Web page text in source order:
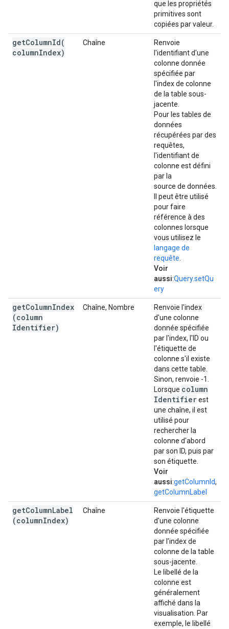
que les propriétés
primitives sont
copiées par valeur.
getColumnId(
columnIndex)
Chaîne
Renvoie
l'identifiant d'une
colonne donnée
spécifiée par
l'index de colonne
de la table sous-
jacente.
Pour les tables de
données
récupérées par des
requêtes,
l'identifiant de
colonne est défini
par la
source de données.
Il peut être utilisé
pour faire
référence à des
colonnes lorsque
vous utilisez le
langage de
requête
Voir
aussi:Query.setQu
ery
getColumnIndex
(column
Identifier)
Chaîne, Nombre
Renvoie l'index
d'une colonne
donnée spécifiée
par l'index, l'ID ou
l'étiquette de
colonne s'il existe
dans cette table.
Sinon, renvoie -1.
Lorsque column
Identifierest
une chaîne, il est
utilisé pour
rechercher la
colonne d'abord
par son ID, puis par
son étiquette.
Voir
aussi:getColumnId,
getColumnLabel
getColumnLabel
(columnIndex)
Chaîne
Renvoie l'étiquette
d'une colonne
donnée spécifiée
par l'index de
colonne de la table
sous-jacente.
Le libellé de la
colonne est
généralement
affiché dans la
visualisation. Par
exemple, le libellé